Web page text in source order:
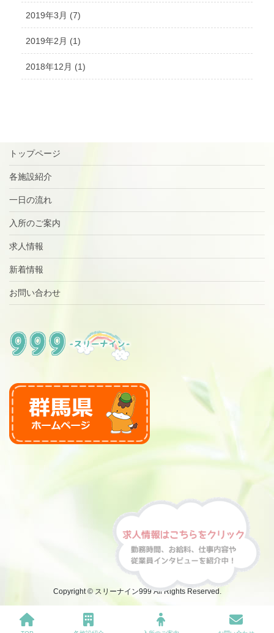
2019年3月 (7)
2019年2月 (1)
2018年12月 (1)
トップページ
各施設紹介
一日の流れ
入所のご案内
求人情報
新着情報
お問い合わせ
Copyright © スリーナイン999 All Rights Reserved.